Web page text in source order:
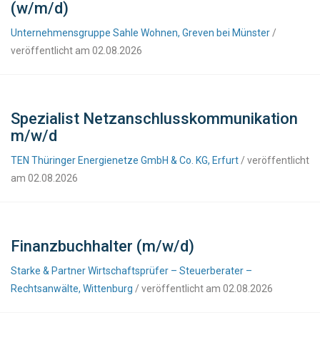
(w/m/d)
Unternehmensgruppe Sahle Wohnen, Greven bei Münster /
veröffentlicht am 02.08.2026
Spezialist Netzanschlusskommunikation
m/w/d
TEN Thüringer Energienetze GmbH & Co. KG, Erfurt / veröffentlicht
am 02.08.2026
Finanzbuchhalter (m/w/d)
Starke & Partner Wirtschaftsprüfer – Steuerberater –
Rechtsanwälte, Wittenburg / veröffentlicht am 02.08.2026